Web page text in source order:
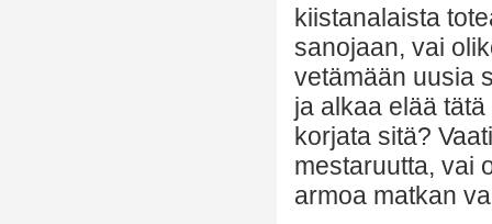
kiistanalaista
sanojaan, vai
vetämään uusia
ja alkaa elää
korjata sitä?
mestaruutta, vai
armoa matkan